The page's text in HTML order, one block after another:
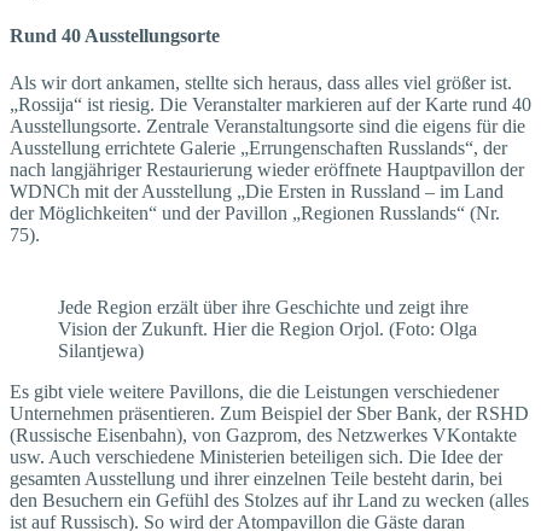
Rund 40 Ausstellungsorte
Als wir dort ankamen, stellte sich heraus, dass alles viel größer ist.
„Rossija“ ist riesig. Die Veranstalter markieren auf der Karte rund 40
Ausstellungsorte. Zentrale Veranstaltungsorte sind die eigens für die
Ausstellung errichtete Galerie „Errungenschaften Russlands“, der
nach langjähriger Restaurierung wieder eröffnete Hauptpavillon der
WDNCh mit der Ausstellung „Die Ersten in Russland – im Land
der Möglichkeiten“ und der Pavillon „Regionen Russlands“ (Nr.
75).
Jede Region erzält über ihre Geschichte und zeigt ihre
Vision der Zukunft. Hier die Region Orjol. (Foto: Olga
Silantjewa)
Es gibt viele weitere Pavillons, die die Leistungen verschiedener
Unternehmen präsentieren. Zum Beispiel der Sber Bank, der RSHD
(Russische Eisenbahn), von Gazprom, des Netzwerkes VKontakte
usw. Auch verschiedene Ministerien beteiligen sich. Die Idee der
gesamten Ausstellung und ihrer einzelnen Teile besteht darin, bei
den Besuchern ein Gefühl des Stolzes auf ihr Land zu wecken (alles
ist auf Russisch). So wird der Atompavillon die Gäste daran